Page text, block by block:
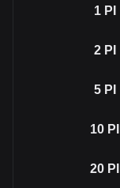
1 PI
2 PI
5 PI
10 PI
20 PI